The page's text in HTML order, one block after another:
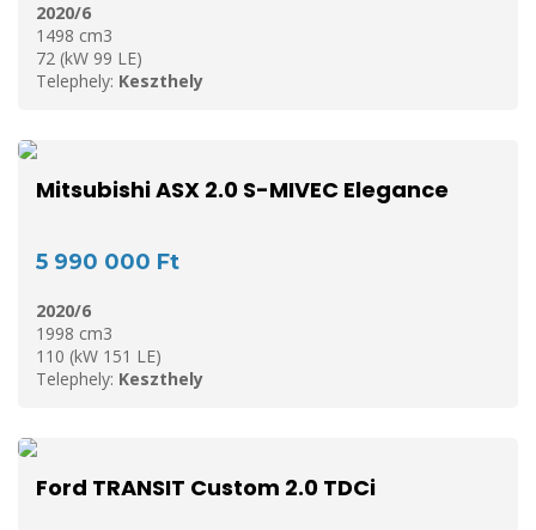
2020/6
1498 cm3
72 (kW 99 LE)
Telephely: Keszthely
Mitsubishi ASX 2.0 S-MIVEC Elegance
5 990 000 Ft
2020/6
1998 cm3
110 (kW 151 LE)
Telephely: Keszthely
Ford TRANSIT Custom 2.0 TDCi